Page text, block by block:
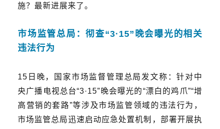
施？ 最新进展来了。
市场监管总局：彻查“3·15”晚会曝光的相关
违法行为
15日晚，国家市场监督管理总局发文称：针对中
央广播电视总台“3·15”晚会曝光的“漂白的鸡爪”“增
高营销的套路”等涉及市场监管领域的违法行为，
市场监管总局迅速启动应急处置机制，部署开展执